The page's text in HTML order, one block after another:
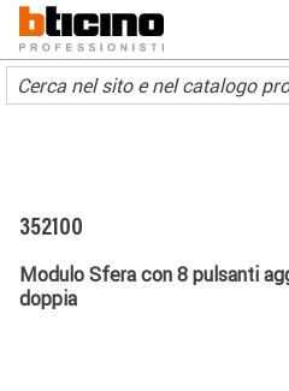
Skip to main content
Main navigation
352100
Modulo Sfera con 8 pulsanti
doppia